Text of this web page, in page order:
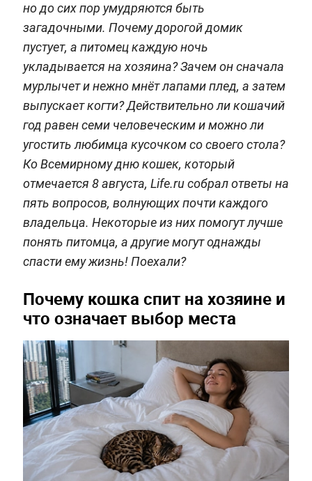
но до сих пор умудряются быть
загадочными. Почему дорогой домик
пустует, а питомец каждую ночь
укладывается на хозяина? Зачем он сначала
мурлычет и нежно мнёт лапами плед, а затем
выпускает когти? Действительно ли кошачий
год равен семи человеческим и можно ли
угостить любимца кусочком со своего стола?
Ко Всемирному дню кошек, который
отмечается 8 августа, Life.ru собрал ответы на
пять вопросов, волнующих почти каждого
владельца. Некоторые из них помогут лучше
понять питомца, а другие могут однажды
спасти ему жизнь! Поехали?
Почему кошка спит на хозяине и
что означает выбор места